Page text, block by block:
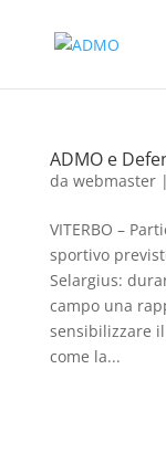
ADMO e
da webmaster|
VITERBO –
sportivo
Selargius:
campo una
sensibilizzare
come la...